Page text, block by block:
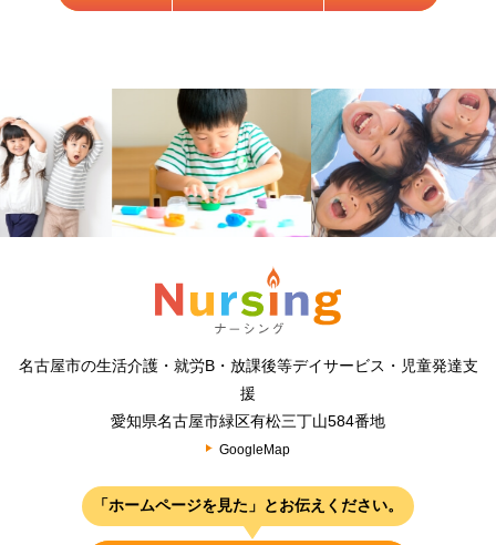
名古屋市の生活介護・就労B・放課後等デイサービス・児童発達支
援
愛知県名古屋市緑区有松三丁山584番地
GoogleMap
「ホームページを見た」とお伝えください。